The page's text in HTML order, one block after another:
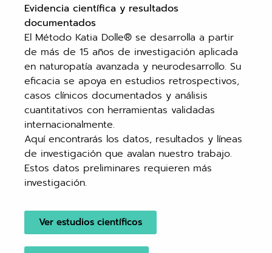
Evidencia científica y resultados
documentados
El Método Katia Dolle® se desarrolla a partir
de más de 15 años de investigación aplicada
en naturopatía avanzada y neurodesarrollo. Su
eficacia se apoya en estudios retrospectivos,
casos clínicos documentados y análisis
cuantitativos con herramientas validadas
internacionalmente.
Aquí encontrarás los datos, resultados y líneas
de investigación que avalan nuestro trabajo.
Estos datos preliminares requieren más
investigación.
Ver estudios científicos